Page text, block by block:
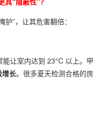
”，让其危害翻倍：
让室内达到 23°C 以上。甲
增长。很多夏天检测合格的房